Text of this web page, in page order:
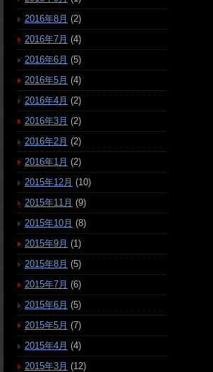
2016年8月 (2)
2016年7月 (4)
2016年6月 (5)
2016年5月 (4)
2016年4月 (2)
2016年3月 (2)
2016年2月 (2)
2016年1月 (2)
2015年12月 (10)
2015年11月 (9)
2015年10月 (8)
2015年9月 (1)
2015年8月 (5)
2015年7月 (6)
2015年6月 (5)
2015年5月 (7)
2015年4月 (4)
2015年3月 (12)